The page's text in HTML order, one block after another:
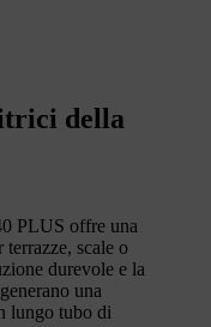
della
PLUS offre una
scale o
durevole e la
una
lungo tubo di